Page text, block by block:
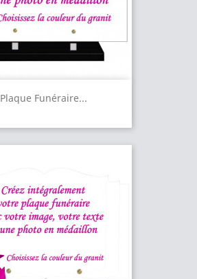
Plaque Funéraire...